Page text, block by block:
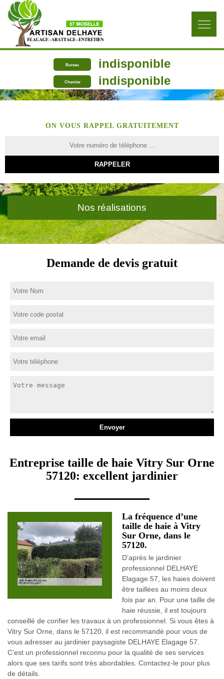
Bureau indisponible
Chantier indisponible
ON VOUS RAPPEL GRATUITEMENT
Nos réalisations
Demande de devis gratuit
Entreprise taille de haie Vitry Sur Orne
57120: excellent jardinier
La fréquence d’une
taille de haie à Vitry
Sur Orne, dans le
57120.
D’après le jardinier
professionnel DELHAYE
Elagage 57, les haies doivent
être taillées au moins deux
fois par an. Pour une taille de
haie réussie, il est toujours
conseillé de confier les travaux à un professionnel. Si vous êtes à
Vitry Sur Orne, dans le 57120, il est recommandé pour vous de
vous adresser au jardinier paysagiste DELHAYE Elagage 57.
C’est un professionnel reconnu pour la qualité de ses services
alors que ses tarifs sont très abordables. Contactez-le pour plus
de détails.